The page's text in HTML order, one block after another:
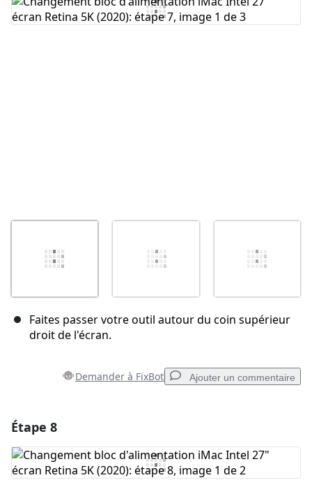
Ajouter un commentaire
Faites passer votre outil autour du coin supérieur
droit de l'écran.
Demander à FixBot Ajouter un commentaire
Ajouter un commentaire
Étape 8